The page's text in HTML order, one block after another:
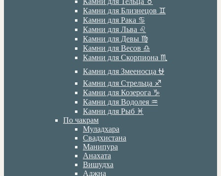
Камни для Близнецов ♊️
Камни для Рака ♋️
Камни для Льва ♌️
Камни для Девы ♍️
Камни для Весов ♎️
Камни для Скорпиона ♏️
Камни для Змееносца ⛎
Камни для Стрельца ♐️
Камни для Козерога ♑️
Камни для Водолея ♒️
Камни для Рыб ♓️
По чакрам
Муладхара
Свадхистана
Манипура
Анахата
Вишудха
Аджна